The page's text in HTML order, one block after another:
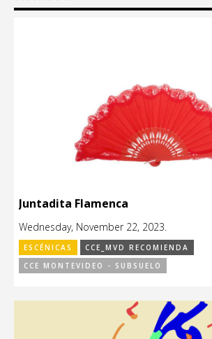
Juntadita Flamenca
Wednesday, November 22, 2023.
ESCÉNICAS
CCE_MVD RECOMIENDA
CCE MONTEVIDEO - SUBSUELO